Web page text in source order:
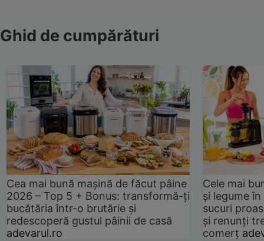
Ghid de cumpărături
Cea mai bună mașină de făcut pâine
2026 – Top 5 + Bonus: transformă-ți
bucătăria într-o brutărie și
redescoperă gustul pâinii de casă
adevarul.ro
Cele mai
și legume
sucuri
și renunți
comerț